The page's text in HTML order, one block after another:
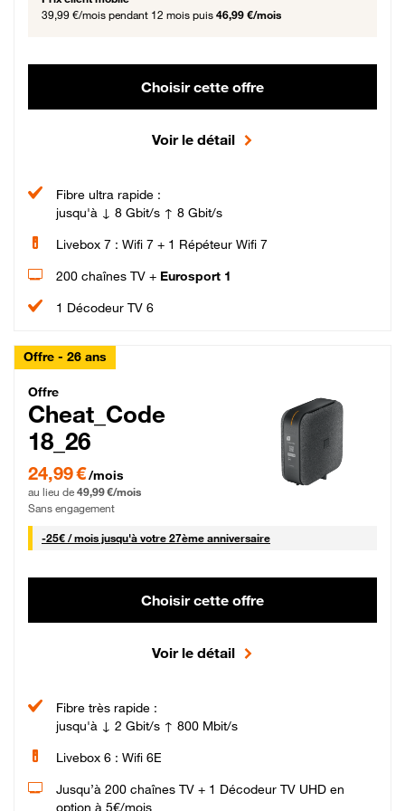
39,99 €/mois pendant 12 mois puis 46,99 €/mois
Choisir cette offre
Voir le détail
Fibre ultra rapide :
jusqu'à ↓ 8 Gbit/s ↑ 8 Gbit/s
Livebox 7 : Wifi 7 + 1 Répéteur Wifi 7
200 chaînes TV + Eurosport 1
1 Décodeur TV 6
Offre - 26 ans
Cheat_Code Fibre_18_26
Offre
Cheat_Code
18_26
24,99 € par mois pendant 0 mois puis 49,99 € par mois, Sans engagement
24,99 €/mois
au lieu de 49,99 €/mois
Sans engagement
-25€ / mois25 € par mois
jusqu'à votre 27ème anniversaire
Choisir cette offre
Voir le détail
Fibre très rapide :
jusqu'à ↓ 2 Gbit/s ↑ 800 Mbit/s
Livebox 6 : Wifi 6E
Jusqu’à 200 chaînes TV + 1 Décodeur TV UHD en
option à 5€/mois